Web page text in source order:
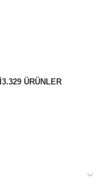
3.329 ÜRÜNLER